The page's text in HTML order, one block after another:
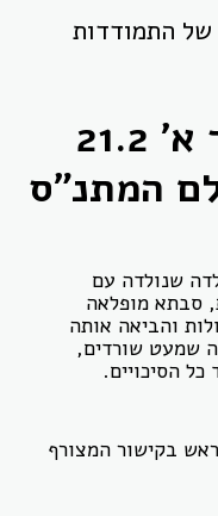
של התמודדות
שנולדה עם
סבתא מופלאה
והביאה אותה
שמעט שורדים,
הסיכויים.
בקישור המצורף